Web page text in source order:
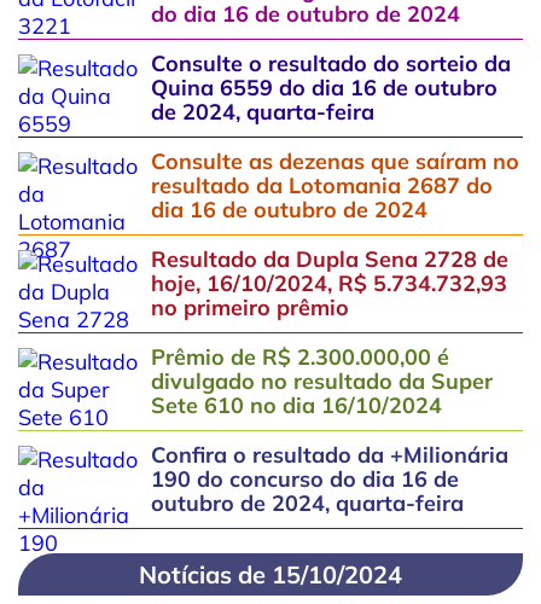
do dia 16 de outubro de 2024
Consulte o resultado do sorteio da
Quina 6559 do dia 16 de outubro
de 2024, quarta-feira
Consulte as dezenas que saíram no
resultado da Lotomania 2687 do
dia 16 de outubro de 2024
Resultado da Dupla Sena 2728 de
hoje, 16/10/2024, R$ 5.734.732,93
no primeiro prêmio
Prêmio de R$ 2.300.000,00 é
divulgado no resultado da Super
Sete 610 no dia 16/10/2024
Confira o resultado da +Milionária
190 do concurso do dia 16 de
outubro de 2024, quarta-feira
Notícias de 15/10/2024